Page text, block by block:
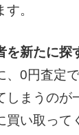
。
を新たに探
、0円査定
しまうのが
買い取って